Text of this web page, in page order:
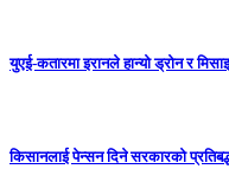
युएई-कतारमा इरानले हान्यो ड्रोन र
किसानलाई पेन्सन दिने सरकारको